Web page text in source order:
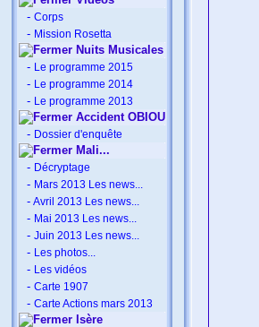
- Corps
- Mission Rosetta
Nuits Musicales
- Le programme 2015
- Le programme 2014
- Le programme 2013
Accident OBIOU
- Dossier d'enquête
Mali...
- Décryptage
- Mars 2013 Les news...
- Avril 2013 Les news...
- Mai 2013 Les news...
- Juin 2013 Les news...
- Les photos...
- Les vidéos
- Carte 1907
- Carte Actions mars 2013
Isère